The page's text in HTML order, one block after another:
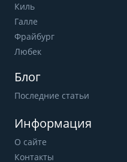
Киль
Галле
Фрайбург
Любек
Блог
Последние статьи
Информация
О сайте
Контакты